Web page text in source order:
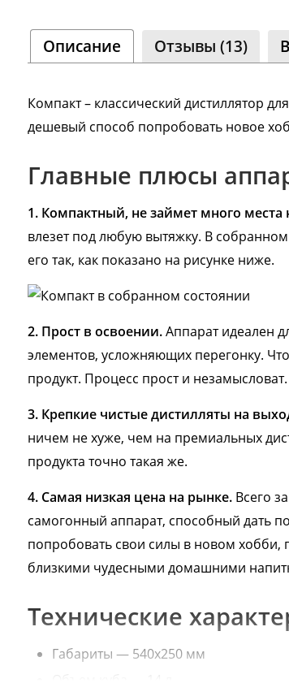
Описание Отзывы (13)
Компакт – классический дистиллятор
дешевый способ попробовать новое
Главные плюсы
1. Компактный, не займет много места
влезет под любую вытяжку. В
его так, как показано на рисунке ниже.
2. Прост в освоении.Аппарат идеален
элементов, усложняющих перегонку.
продукт. Процесс прост и незамысловат.
3. Крепкие чистые дистилляты на
ничем не хуже, чем на премиальных
продукта точно такая же.
4. Самая низкая цена на рынке. Всего
самогонный аппарат, способный дать
попробовать свои силы в новом хобби,
близкими чудесными домашними
Технические
Габариты — 540х250 мм